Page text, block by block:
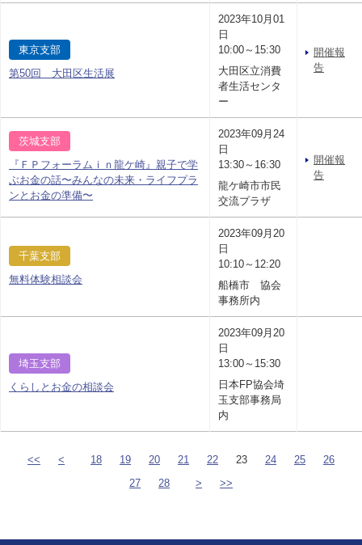
東京支部
第50回 大田区生活展
2023年10月01
日
10:00～15:30
大田区立消費
者生活センタ
ー
開催報
告
茨城支部
『ＦＰフォーラムｉｎ龍ケ崎』親子で学
ぶお金の話〜みんなの未来・ライフプラ
ンとお金の準備〜
2023年09月24
日
13:30～16:30
龍ケ崎市市民
交流プラザ
開催報
告
千葉支部
無料体験相談会
2023年09月20
日
10:10～12:20
船橋市 協会
事務所内
埼玉支部
くらしとお金の相談会
2023年09月20
日
13:00～15:30
日本FP協会埼
玉支部事務局
内
<< < 18 19 20 21 22 23 24 25
26
27
28 > >>